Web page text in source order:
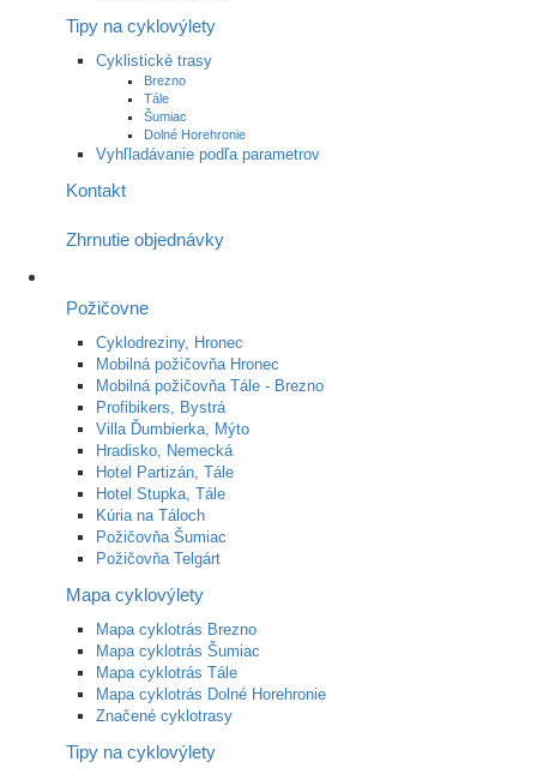
Tipy na cyklovýlety
Cyklistické trasy
Brezno
Tále
Šumiac
Dolné Horehronie
Vyhľladávanie podľa parametrov
Kontakt
Zhrnutie objednávky
Požičovne
Cyklodreziny, Hronec
Mobilná požičovňa Hronec
Mobilná požičovňa Tále - Brezno
Profibikers, Bystrá
Villa Ďumbierka, Mýto
Hradisko, Nemecká
Hotel Partizán, Tále
Hotel Stupka, Tále
Kúria na Táloch
Požičovňa Šumiac
Požičovňa Telgárt
Mapa cyklovýlety
Mapa cyklotrás Brezno
Mapa cyklotrás Šumiac
Mapa cyklotrás Tále
Mapa cyklotrás Dolné Horehronie
Značené cyklotrasy
Tipy na cyklovýlety